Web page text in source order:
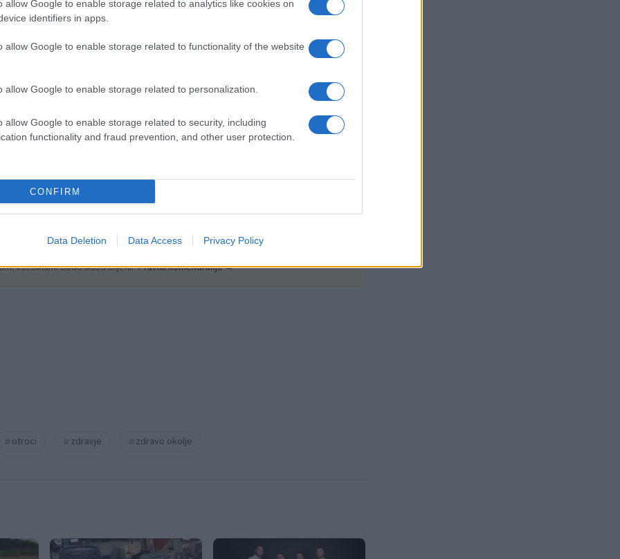
allow Google to enable storage related to analytics like cookies on
identifiers in apps.
allow Google to enable storage related to functionality of the website
allow Google to enable storage related to personalization.
allow Google to enable storage related to security, including
functionality and fraud prevention, and other user protection.
CONFIRM
Data Deletion Data Access Privacy Policy
praga, saj je kakršnakoli koncentracija zdravju škodljiva,
na liter krvi, od tam naprej se ta opisuje kot povišana
Mežiške doline je, da ima več kot 95 odstotkov otrok
na odziv so vzorce odvzeli pri87 otrocih. Izmerjene
vrednosti so ugotovili pri
kazensko odgovoren za javno spodbujanje sovraštva, nasilja ali nestrpnosti.
vsebinami bodo odstranjeni. Pravila komentiranja →
otroci zdravje zdravo okolje